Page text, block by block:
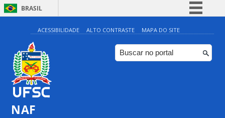
BRASIL
Simplifique!
Comunica BR
Participe
ACESSIBILIDADE ALTO CONTRASTE MAPA DO SITE
NAF